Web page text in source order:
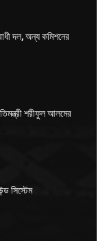
দল, অন্য কমিশনের
শরীফুল আলমের
সিস্টেম